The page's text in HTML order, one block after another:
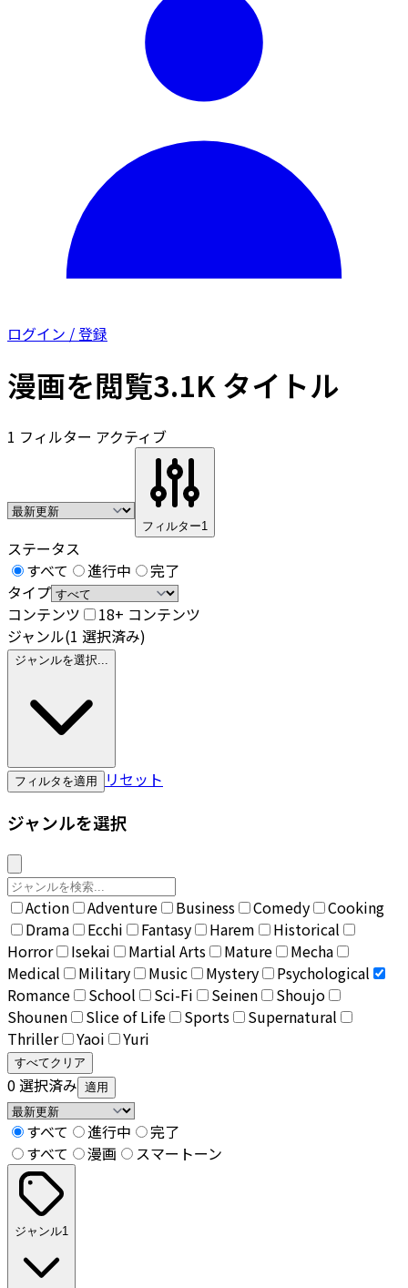
ログイン / 登録
漫画を閲覧3.1K タイトル
1 フィルター アクティブ
フィルター1
ステータス
すべて
進行中
完了
タイプ
コンテンツ
18+ コンテンツ
ジャンル(1 選択済み)
ジャンルを選択...
フィルタを適用 リセット
ジャンルを選択
Action Adventure Business Comedy
Cooking
Drama
Ecchi Fantasy Harem
Historical
Horror
Isekai Martial Arts Mature
Mecha
Medical
Military Music Mystery
Psychological
Romance
School Sci-Fi Seinen
Shoujo
Shounen
Slice of Life Sports
Supernatural
Thriller
Yaoi Yuri
すべてクリア
0 選択済み 適用
すべて 進行中
完了
すべて
漫画 スマートーン
ジャンル1